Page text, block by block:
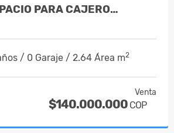
PARA CAJERO…
/ 0 Garaje / 2.64 Área m2
Venta
$140.000.000 COP